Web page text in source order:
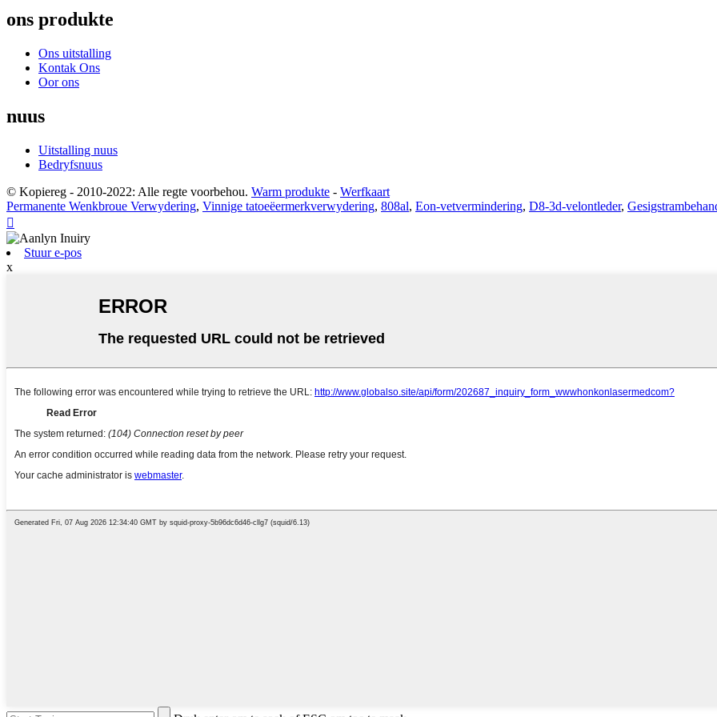
ons produkte
Ons uitstalling
Kontak Ons
Oor ons
nuus
Uitstalling nuus
Bedryfsnuus
© Kopiereg - 2010-2022: Alle regte voorbehou. Warm produkte - Werfkaart
Permanente Wenkbroue Verwydering, Vinnige tatoeëermerkverwydering, 808al, Eon-vetvermindering, D8-3d-velontleder,

Stuur e-pos
x